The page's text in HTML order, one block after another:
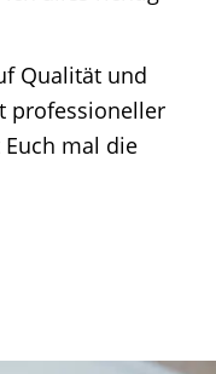
Qualität und
professioneller
mal die